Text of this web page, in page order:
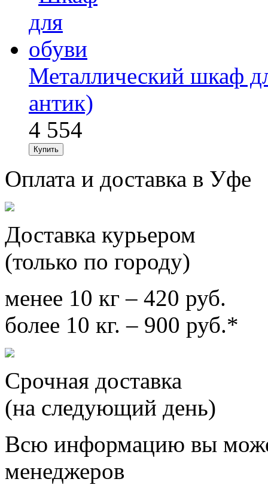
Металлический шкаф
антик)
4 554
Оплата и доставка в Уфе
Доставка курьером
(только по городу)
менее 10 кг – 420 руб.
более 10 кг. – 900 руб.*
Срочная доставка
(на следующий день)
Всю информацию вы
менеджеров